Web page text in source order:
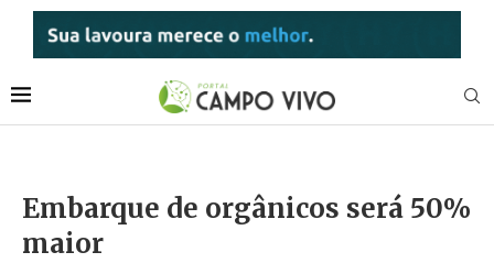
Embarque de orgânicos será 50%
maior